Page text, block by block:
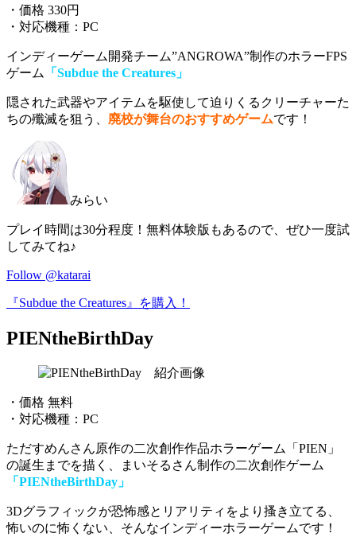
・価格 330円
・対応機種：PC
インディーゲーム開発チーム”ANGROWA”制作のホラーFPS
ゲーム
「Subdue the Creatures」
隠された武器やアイテムを駆使 して迫りくるクリーチャーた
ちの殲滅を狙う、 廃校が舞台のおすすめゲームです！
みらい
プレイ時間は30分程度！無料体験版もあるので、ぜひ一度試
してみてね♪
Follow @katarai
『Subdue the Creatures』を購入！
PIENtheBirthDay
・価格 無料
・対応機種：PC
ただすめんさん原作の二次創作作品ホラーゲーム「PIEN」
の誕生までを描く、まいそるさん制作の二次創作ゲーム
「PIENtheBirthDay」
3Dグラフィックが恐怖感とリアリティをより搔き立てる
怖いのに怖くない、そんなインディーホラーゲームです！